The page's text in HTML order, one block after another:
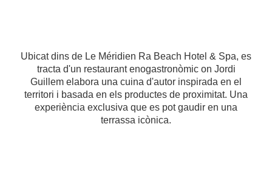
Ubicat dins de Le Méridien Ra Beach Hotel & Spa, es
tracta d'un restaurant enogastronòmic on Jordi
Guillem elabora una cuina d'autor inspirada en el
territori i basada en els productes de proximitat. Una
experiència exclusiva que es pot gaudir en una
terrassa icònica.